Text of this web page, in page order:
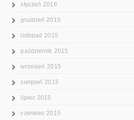
styczeń 2016
grudzień 2015
listopad 2015
październik 2015
wrzesień 2015
sierpień 2015
lipiec 2015
czerwiec 2015